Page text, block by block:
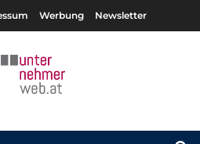
Werbung Newsletter